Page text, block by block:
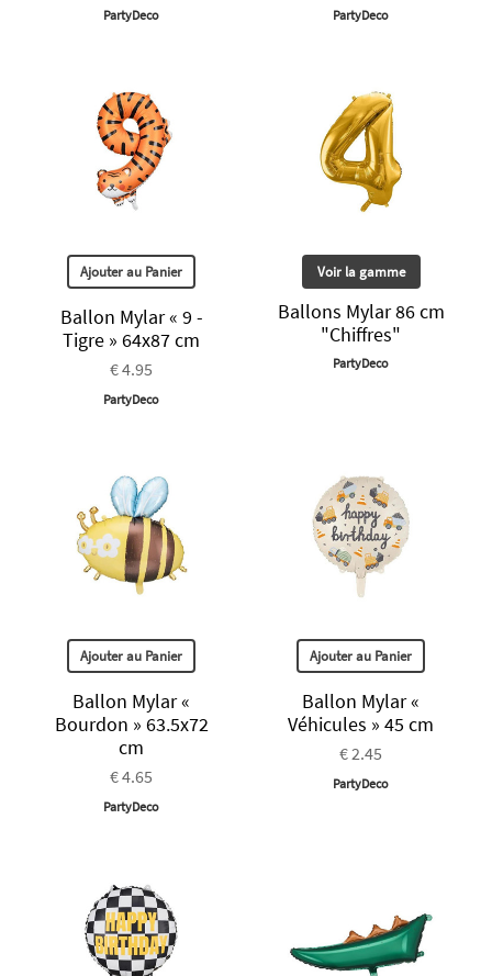
PartyDeco PartyDeco
Ajouter au Panier
Ballon Mylar « 9 -
Tigre » 64x87 cm
€ 4.95
PartyDeco
Voir la gamme
Ballons Mylar 86 cm
"Chiffres"
PartyDeco
Ajouter au Panier
Ballon Mylar «
Bourdon » 63.5x72
cm
€ 4.65
PartyDeco
Ajouter au Panier
Ballon Mylar «
Véhicules » 45 cm
€ 2.45
PartyDeco